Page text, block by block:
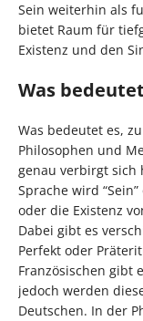
Sein weiterhin als
bietet Raum für
Existenz und den
Was
Was bedeutet es,
Philosophen und
genau verbirgt sich
Sprache wird
oder die Existenz
Dabei gibt es
Perfekt oder
Französischen gibt
jedoch werden
Deutschen. In der